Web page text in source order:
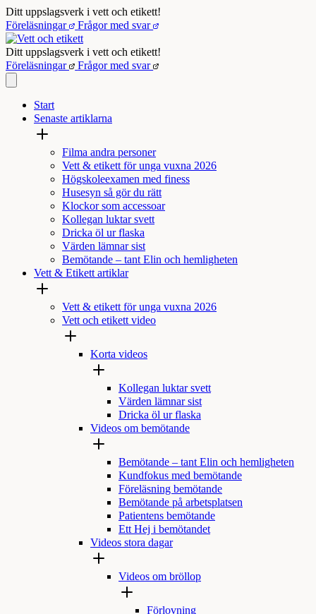
Hoppa
till
innehåll
Ditt uppslagsverk i vett och etikett!
Föreläsningar
Frågor med svar
Ditt uppslagsverk i vett och etikett!
Föreläsningar
Frågor med svar
Start
Senaste artiklarna
Filma andra personer
Vett & etikett för unga vuxna 2026
Högskoleexamen med finess
Husesyn så gör du rätt
Klockor som accessoar
Kollegan luktar svett
Dricka öl ur flaska
Värden lämnar sist
Bemötande – tant Elin och hemligheten
Vett & Etikett artiklar
Vett & etikett för unga vuxna 2026
Vett och etikett video
Korta videos
Kollegan luktar svett
Värden lämnar sist
Dricka öl ur flaska
Videos om bemötande
Bemötande – tant Elin och hemligheten
Kundfokus med bemötande
Föreläsning bemötande
Bemötande på arbetsplatsen
Patientens bemötande
Ett Hej i bemötandet
Videos stora dagar
Videos om bröllop
Förlovning